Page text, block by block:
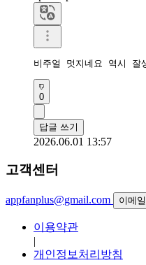
비주얼 멋지네요 역시 잘
0
답글 쓰기
2026.06.01 13:57
고객센터
appfanplus@gmail.com 이메
이용약관
|
개인정보처리방침